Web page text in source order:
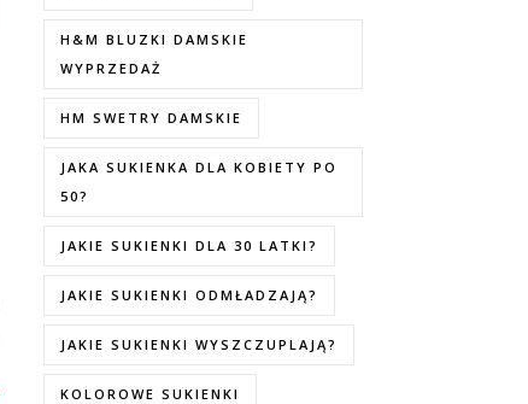
H&M BLUZKI DAMSKIE
WYPRZEDAŻ
HM SWETRY DAMSKIE
JAKA SUKIENKA DLA KOBIETY PO
50?
JAKIE SUKIENKI DLA 30 LATKI?
JAKIE SUKIENKI ODMŁADZAJĄ?
JAKIE SUKIENKI WYSZCZUPLAJĄ?
KOLOROWE SUKIENKI